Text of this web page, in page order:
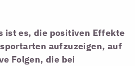
ist es, die positiven Effekte
aufzuzeigen, auf
Folgen, die bei